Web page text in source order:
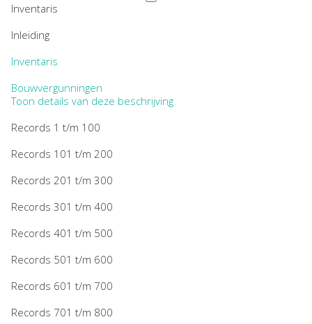
Inventaris
Inleiding
Inventaris
Bouwvergunningen
Toon details van deze beschrijving
Records 1 t/m 100
Records 101 t/m 200
Records 201 t/m 300
Records 301 t/m 400
Records 401 t/m 500
Records 501 t/m 600
Records 601 t/m 700
Records 701 t/m 800